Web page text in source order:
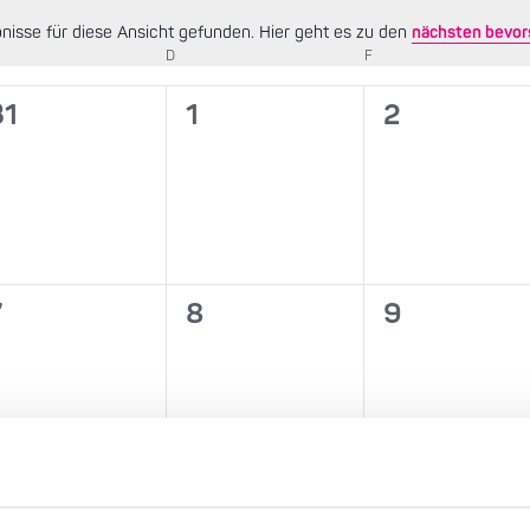
Hinweis
für diese Ansicht gefunden. Hier geht es zu den nächsten
D F
0
1
0
2
0
8
0
9
0
15
0
16